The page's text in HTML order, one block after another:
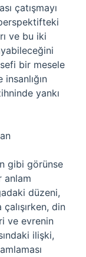
çatışmayı
ve bu iki
bir mesele
yankı
gibi görünse
anlam
düzeni,
din
ve evrenin
ilişki,